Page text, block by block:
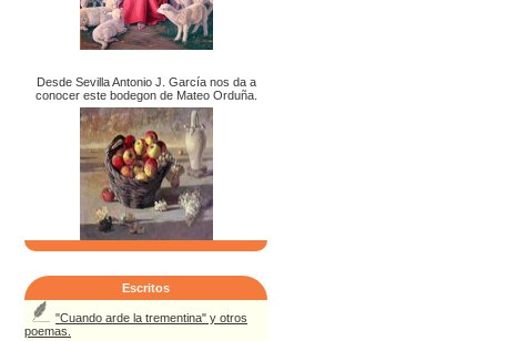
Desde Sevilla Antonio J. García nos da a
conocer este bodegon de Mateo Orduña.
Escritos
"Cuando arde la trementina" y otros
poemas.